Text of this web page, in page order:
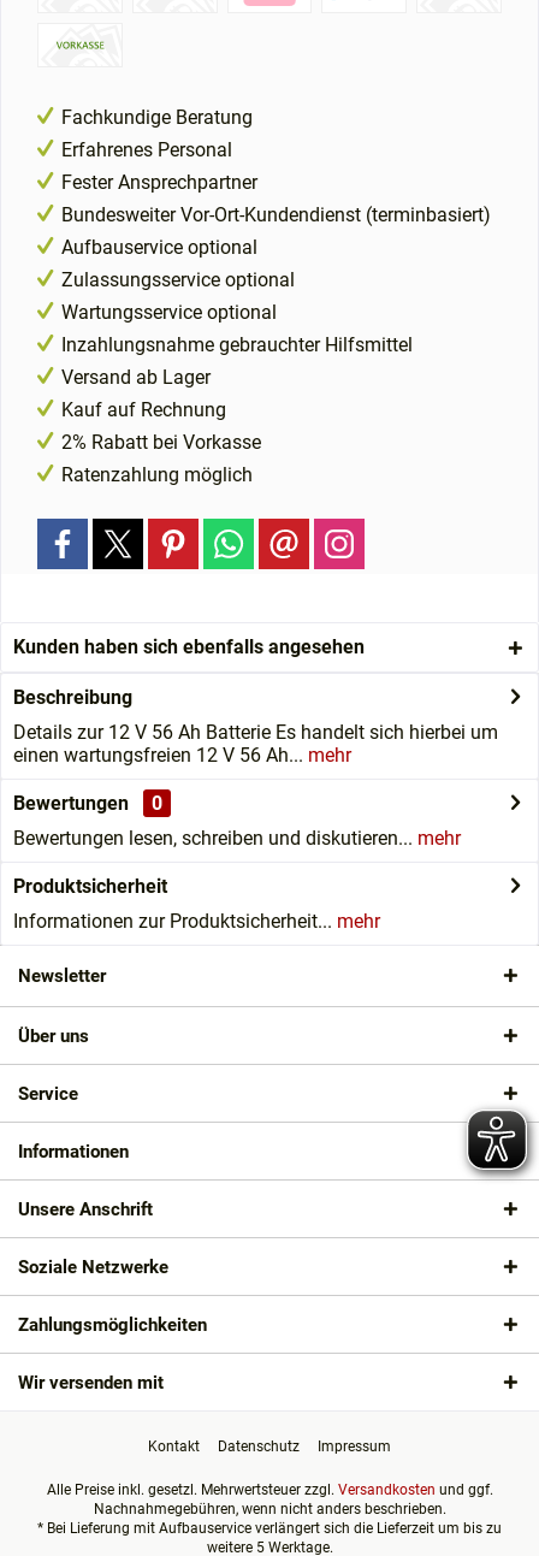
Fachkundige Beratung
Erfahrenes Personal
Fester Ansprechpartner
Bundesweiter Vor-Ort-Kundendienst (terminbasiert)
Aufbauservice optional
Zulassungsservice optional
Wartungsservice optional
Inzahlungsnahme gebrauchter Hilfsmittel
Versand ab Lager
Kauf auf Rechnung
2% Rabatt bei Vorkasse
Ratenzahlung möglich
Kunden haben sich ebenfalls angesehen
Beschreibung
Details zur 12 V 56 Ah Batterie Es handelt sich hierbei um
einen wartungsfreien 12 V 56 Ah... mehr
Bewertungen
0
Bewertungen lesen, schreiben und diskutieren... mehr
Produktsicherheit
Informationen zur Produktsicherheit... mehr
Newsletter
Über uns
Service
Informationen
Unsere Anschrift
Soziale Netzwerke
Zahlungsmöglichkeiten
Wir versenden mit
Kontakt Datenschutz Impressum
Alle Preise inkl. gesetzl. Mehrwertsteuer zzgl. Versandkosten und ggf.
Nachnahmegebühren, wenn nicht anders beschrieben.
* Bei Lieferung mit Aufbauservice verlängert sich die Lieferzeit um bis zu
weitere 5 Werktage.